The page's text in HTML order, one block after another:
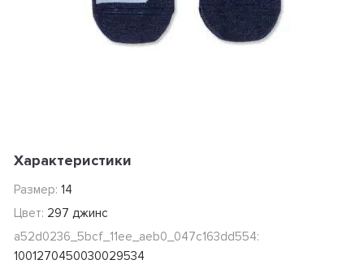
Характеристики
Размер: 14
Цвет: 297 джинс
a52d0236_5bcf_11ee_aeb0_047c163dd554:
1001270450030029534